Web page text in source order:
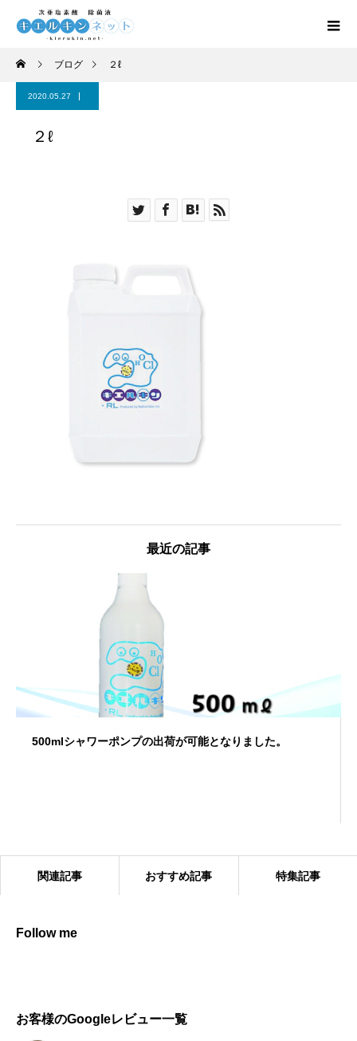
ブログ ２ℓ
2020.05.27
２ℓ
最近の記事
500mlシャワーポンプの出荷が可能となりました。
関連記事 おすすめ記事 特集記事
Follow me
お客様のGoogleレビュー一覧